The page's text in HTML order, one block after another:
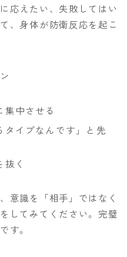
応えたい、失敗してはい
、身体が防衛反応を起こ
集中させる
タイプなんです」と先
く
意識を「相手」ではなく
してみてください。完璧
す。